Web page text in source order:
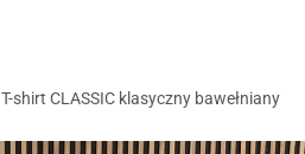
T-shirt CLASSIC klasyczny bawełniany